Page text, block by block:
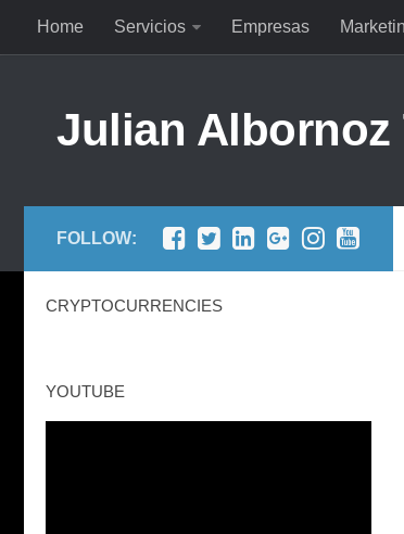
Home Servicios Empresas
Julian Albornoz
FOLLOW:
CRYPTOCURRENCIES
YOUTUBE